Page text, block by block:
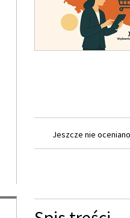
Jeszcze nie